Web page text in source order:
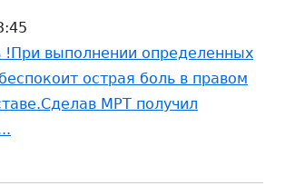
выполнении определенных
острая боль в правом
МРТ получил